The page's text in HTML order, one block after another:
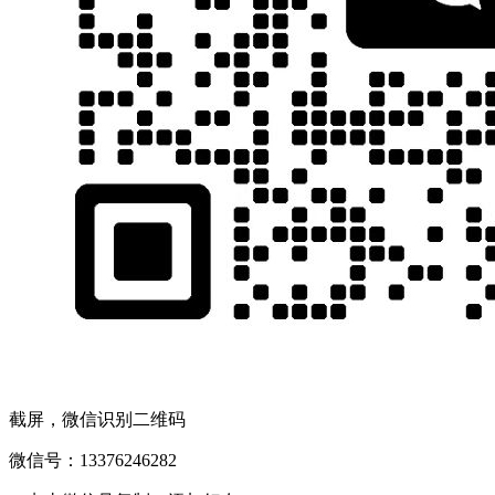
截屏，微信识别二维码
微信号： 13376246282